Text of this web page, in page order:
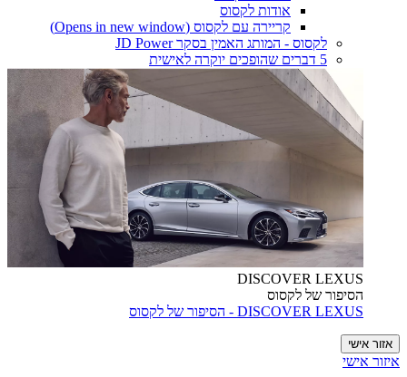
אודות לקסוס
קריירה עם לקסוס (Opens in new window)
לקסוס - המותג האמין בסקר JD Power
5 דברים שהופכים יוקרה לאישית
DISCOVER LEXUS
הסיפור של לקסוס
DISCOVER LEXUS - הסיפור של לקסוס
אזור אישי
איזור אישי